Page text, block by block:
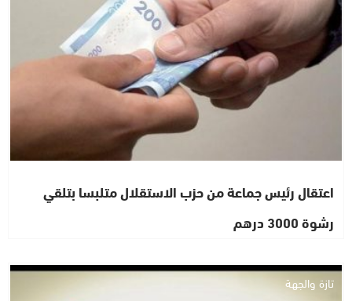
اعتقال رئيس جماعة من حزب الاستقلال متلبسا بتلقي
رشوة 3000 درهم
تازة والجهة